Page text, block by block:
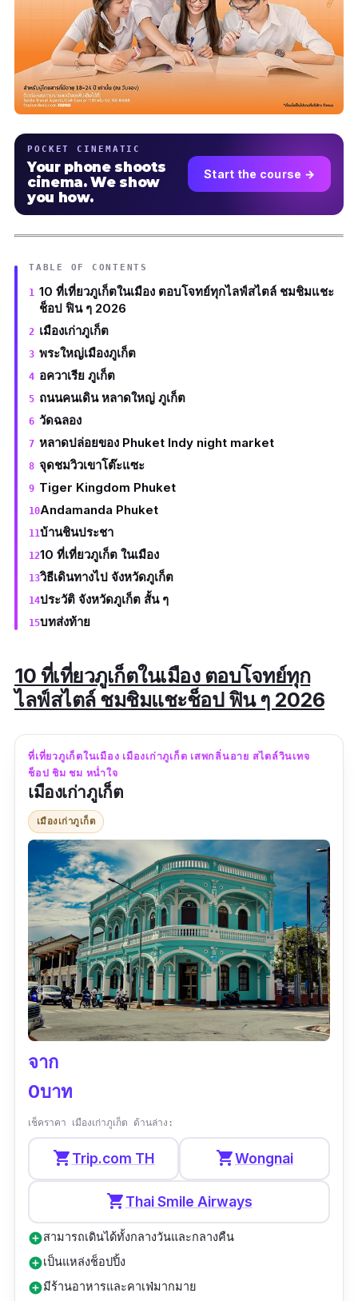
POCKET CINEMATIC
Your phone shoots
cinema. We show
you how.
Start the course →
TABLE OF CONTENTS
10 ที่เที่ยวภูเก็ตในเมือง ตอบโจทย์ทุกไลฟ์สไตล์ ชมชิมแชะ
ช็อป ฟิน ๆ 2026
เมืองเก่าภูเก็ต
พระใหญ่เมืองภูเก็ต
อควาเรีย ภูเก็ต
ถนนคนเดิน หลาดใหญ่ ภูเก็ต
วัดฉลอง
หลาดปล่อยของ Phuket Indy night market
จุดชมวิวเขาโต๊ะแซะ
Tiger Kingdom Phuket
Andamanda Phuket
บ้านชินประชา
10 ที่เที่ยวภูเก็ต ในเมือง
วิธีเดินทางไป จังหวัดภูเก็ต
ประวัติ จังหวัดภูเก็ต สั้น ๆ
บทส่งท้าย
10 ที่เที่ยวภูเก็ตในเมือง ตอบโจทย์ทุก
ไลฟ์สไตล์ ชมชิมแชะช็อป ฟิน ๆ 2026
ที่เที่ยวภูเก็ตในเมือง เมืองเก่าภูเก็ต เสพกลิ่นอาย สไตล์วินเทจ
ช็อป ชิม ชม หน่ำใจ
เมืองเก่าภูเก็ต
เมืองเก่าภูเก็ต
จาก
0บาท
เช็คราคา เมืองเก่าภูเก็ต ด้านล่าง:
shopping_cartTrip.com TH shopping_cartWongnai
shopping_cartThai Smile Airways
add_circleสามารถเดินได้ทั้งกลางวันและกลางคืน
add_circleเป็นแหล่งช็อปปิ้ง
add_circleมีร้านอาหารและคาเฟ่มากมาย